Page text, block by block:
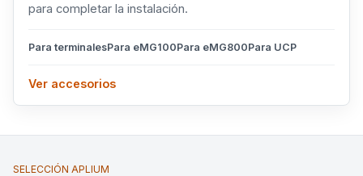
para completar la instalación.
Para terminalesPara eMG100Para eMG800Para UCP
Ver accesorios
SELECCIÓN APLIUM